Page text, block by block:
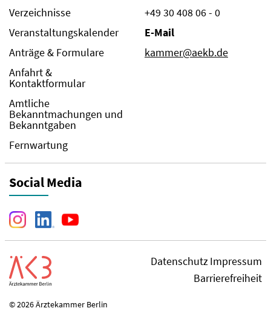
Verzeichnisse
Veranstaltungskalender
Anträge & Formulare
Anfahrt &
Kontaktformular
Amtliche
Bekanntmachungen und
Bekanntgaben
Fernwartung
+49 30 408 06 - 0
E-Mail
kammer@aekb.de
Social Media
DatenschutzImpressum
Barrierefreiheit
© 2026 Ärztekammer Berlin